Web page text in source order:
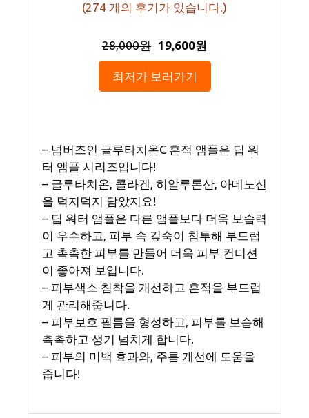
(274 개의 후기가 있습니다.)
28,000원 19,600원
최저가 보러가기
– 넘버즈인 글루타치온C 흔적 앰플은 딥 워
터 앰플 시리즈입니다!
– 글루타치온, 콜라겐, 히알루론산, 아데노신
을 덕지덕지 담았지요!
– 딥 워터 앰플은 다른 앰플보다 더욱 보습력
이 우수하고, 피부 속 깊숙이 침투해 부드럽
고 촉촉한 피부를 만들어 더욱 피부 컨디션
이 좋아져 보입니다.
– 피부색소 침착을 개선하고 흔적을 부드럽
게 관리해줍니다.
– 피부보호 필름을 형성하고, 피부를 보습해
촉촉하고 생기 넘치게 합니다.
– 피부의 미백 효과와, 주름 개선에 도움을
줍니다!